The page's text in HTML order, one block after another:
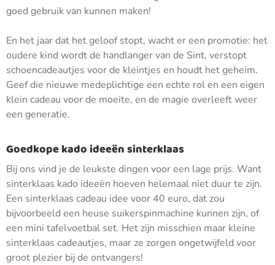
goed gebruik van kunnen maken!
En het jaar dat het geloof stopt, wacht er een promotie: het
oudere kind wordt de handlanger van de Sint, verstopt
schoencadeautjes voor de kleintjes en houdt het geheim.
Geef die nieuwe medeplichtige een echte rol en een eigen
klein cadeau voor de moeite, en de magie overleeft weer
een generatie.
Goedkope kado ideeën sinterklaas
Bij ons vind je de leukste dingen voor een lage prijs. Want
sinterklaas kado ideeën hoeven helemaal niet duur te zijn.
Een sinterklaas cadeau idee voor 40 euro, dat zou
bijvoorbeeld een heuse suikerspinmachine kunnen zijn, of
een mini tafelvoetbal set. Het zijn misschien maar kleine
sinterklaas cadeautjes, maar ze zorgen ongetwijfeld voor
groot plezier bij de ontvangers!